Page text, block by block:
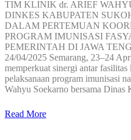
TIM KLINIK dr. ARIEF
DINKES KABUPATEN
DALAM PERTEMUAN
PROGRAM IMUNISASI
PEMERINTAH DI JAWA
24/04/2025 Semarang, 23–24
memperkuat sinergi antar fasilitas
pelaksanaan program imunisasi
Wahyu Soekarno bersama Dinas
Read More